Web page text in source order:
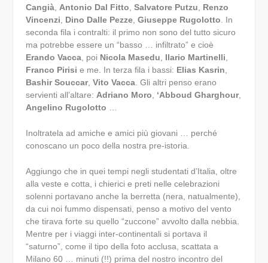
Cangià, Antonio Dal Fitto Salvatore Putzu
Renzo
Vincenzi
Dino Dalle Pezze, Giuseppe Rugolotto . In
seconda fila i contralti: il primo non sono del tutto sicuro
ma potrebbe essere un “basso … infiltrato” e cioè
Erando Vacca, poi Nicola Masedu Ilario Martinelli
Franco Pirisi e me. In terza fila i bassi: Elias Kasrin
Bashir Souccar, Vito Vacca. Gli altri penso erano
servienti all’altare: Adriano Moro ‘Abboud Gharghour,
Angelino Rugolotto
Inoltratela ad amiche e amici più giovani … perché
conoscano un poco della nostra pre-istoria.
Aggiungo che in quei tempi negli studentati d’Italia, oltre
alla veste e cotta, i chierici e preti nelle celebrazioni
solenni portavano anche la berretta (nera, natualmente),
da cui noi fummo dispensati, penso a motivo del vento
che tirava forte su quello “zuccone” avvolto dalla nebbia.
Mentre per i viaggi inter-continentali si portava il
“saturno”, come il tipo della foto acclusa, scattata a
Milano 60 … minuti (!!) prima del nostro incontro del